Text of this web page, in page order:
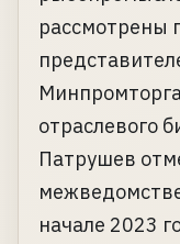
рассмотрены
отраслевого
Патрушев
начале 2023